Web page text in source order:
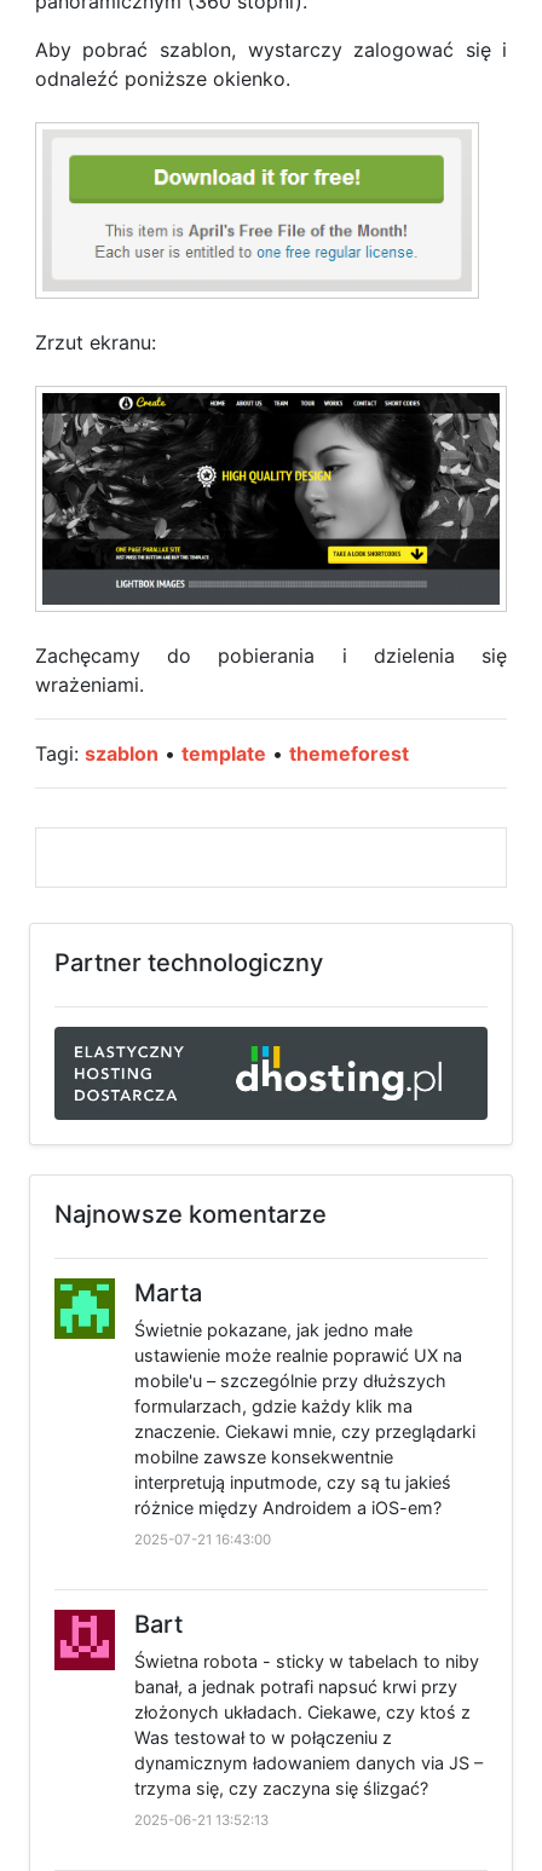
Aby pobrać szablon, wystarczy zalogować się i
odnaleźć poniższe okienko.
Zrzut ekranu:
Zachęcamy do pobierania i dzielenia się
wrażeniami.
Tagi: szablon • template • themeforest
Partner technologiczny
Najnowsze komentarze
Marta
Świetnie pokazane, jak jedno małe
ustawienie może realnie poprawić UX na
mobile'u – szczególnie przy dłuższych
formularzach, gdzie każdy klik ma
znaczenie. Ciekawi mnie, czy przeglądarki
mobilne zawsze konsekwentnie
interpretują inputmode, czy są tu jakieś
różnice między Androidem a iOS-em?
2025-07-21 16:43:00
Bart
Świetna robota - sticky w tabelach to niby
banał, a jednak potrafi napsuć krwi przy
złożonych układach. Ciekawe, czy ktoś z
Was testował to w połączeniu z
dynamicznym ładowaniem danych via JS –
trzyma się, czy zaczyna się ślizgać?
2025-06-21 13:52:13